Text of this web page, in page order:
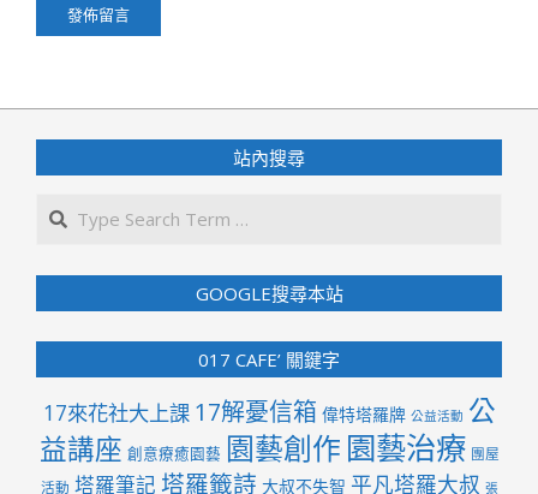
站內搜尋
GOOGLE搜尋本站
017 CAFE’ 關鍵字
17來花社大上課 17解憂信箱 偉特塔羅牌 公益活動 公
益講座 創意療癒園藝 園藝創作 園藝治療 團屋
活動 塔羅筆記 塔羅籤詩 大叔不失智 平凡塔羅大叔 張